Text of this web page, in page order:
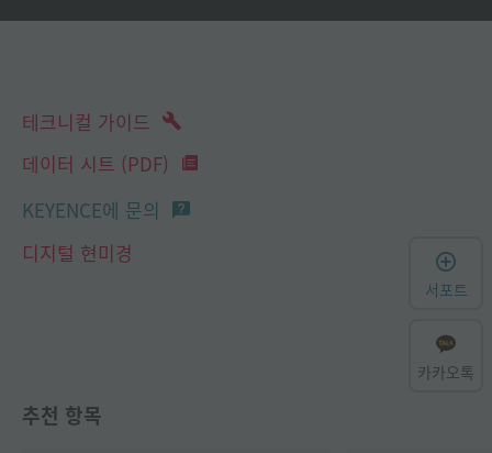
테크니컬 가이드
데이터 시트 (PDF)
KEYENCE에 문의
디지털 현미경
추천 항목
서포트
카카오톡